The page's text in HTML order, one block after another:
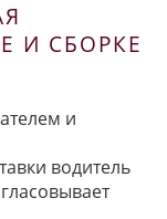
И СБОРКЕ
и
водитель